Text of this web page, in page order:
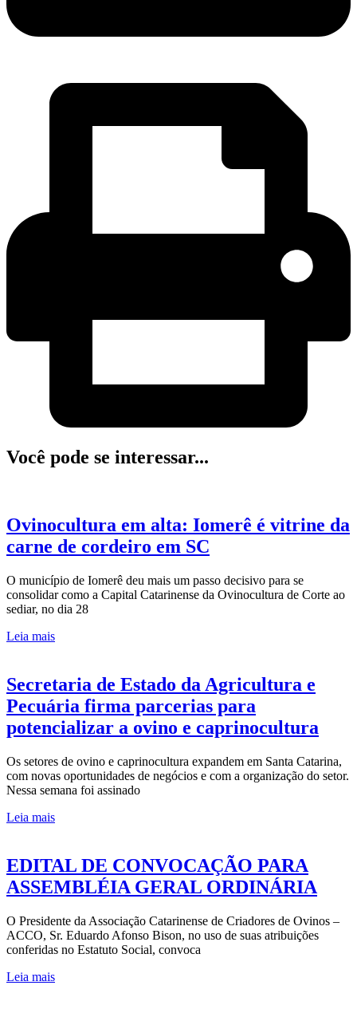
Você pode se interessar...
Ovinocultura em alta: Iomerê é vitrine da
carne de cordeiro em SC
O município de Iomerê deu mais um passo decisivo para se
consolidar como a Capital Catarinense da Ovinocultura de Corte ao
sediar, no dia 28
Leia mais
Secretaria de Estado da Agricultura e
Pecuária firma parcerias para
potencializar a ovino e caprinocultura
Os setores de ovino e caprinocultura expandem em Santa Catarina,
com novas oportunidades de negócios e com a organização do setor.
Nessa semana foi assinado
Leia mais
EDITAL DE CONVOCAÇÃO PARA
ASSEMBLÉIA GERAL ORDINÁRIA
O Presidente da Associação Catarinense de Criadores de Ovinos –
ACCO, Sr. Eduardo Afonso Bison, no uso de suas atribuições
conferidas no Estatuto Social, convoca
Leia mais